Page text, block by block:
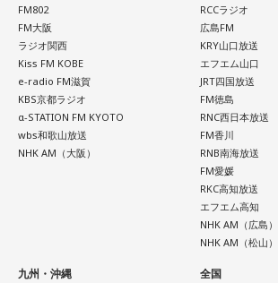
FM802
FM大阪
ラジオ関西
Kiss FM KOBE
e-radio FM滋賀
KBS京都ラジオ
α-STATION FM KYOTO
wbs和歌山放送
NHK AM（大阪）
RCCラジオ
広島FM
KRY山口放送
エフエム山口
JRT四国放送
FM徳島
RNC西日本放送
FM香川
RNB南海放送
FM愛媛
RKC高知放送
エフエム高知
NHK AM（広島）
NHK AM（松山）
九州・沖縄 全国